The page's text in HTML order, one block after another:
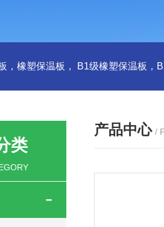
类
产品中心 /